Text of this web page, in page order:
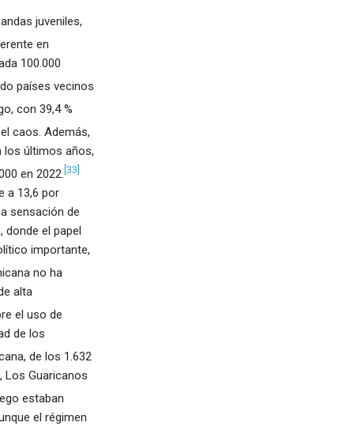
juveniles,
en
100.000
países vecinos
con 39,4 %
caos. Además,
los últimos años,
en 2022. [33]
a 13,6 por
sensación de
el papel
importante,
no ha
alta
el uso de
de los
de los 1.632
Los Guaricanos
estaban
el régimen